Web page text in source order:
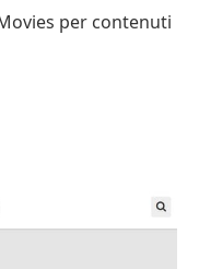
per contenuti